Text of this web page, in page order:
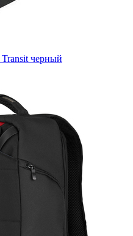
Transit черный